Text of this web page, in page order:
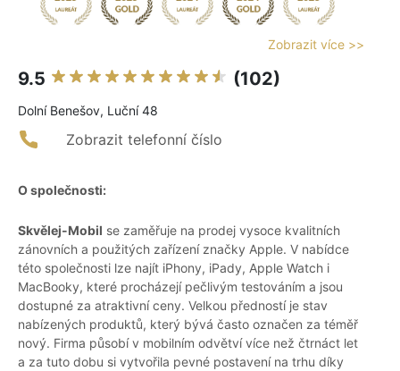
Zobrazit více >>
9.5 (102)
Dolní Benešov, Luční 48
Zobrazit telefonní číslo
O společnosti:
Skvělej-Mobil se zaměřuje na prodej vysoce kvalitních
zánovních a použitých zařízení značky Apple. V nabídce
této společnosti lze najít iPhony, iPady, Apple Watch i
MacBooky, které procházejí pečlivým testováním a jsou
dostupné za atraktivní ceny. Velkou předností je stav
nabízených produktů, který bývá často označen za téměř
nový. Firma působí v mobilním odvětví více než čtrnáct let
a za tuto dobu si vytvořila pevné postavení na trhu díky